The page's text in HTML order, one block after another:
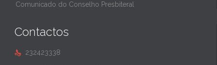
Comunicado do Conselho Presbiteral
Contactos
 232423338